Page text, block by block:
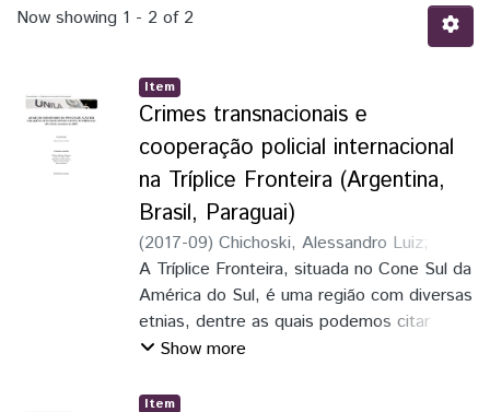
Now showing 1 - 2 of 2
Item
Crimes transnacionais e
cooperação policial internacional
na Tríplice Fronteira (Argentina,
Brasil, Paraguai)
(2017-09) Chichoski, Alessandro Luiz;
Silva, Micael Alvino da
A Tríplice Fronteira, situada no Cone Sul da
América do Sul, é uma região com diversas
etnias, dentre as quais podemos citar
árabes, indianos, coreanos, chineses, etc.
junção de dois importantes rios, o Rio
Show more
Item